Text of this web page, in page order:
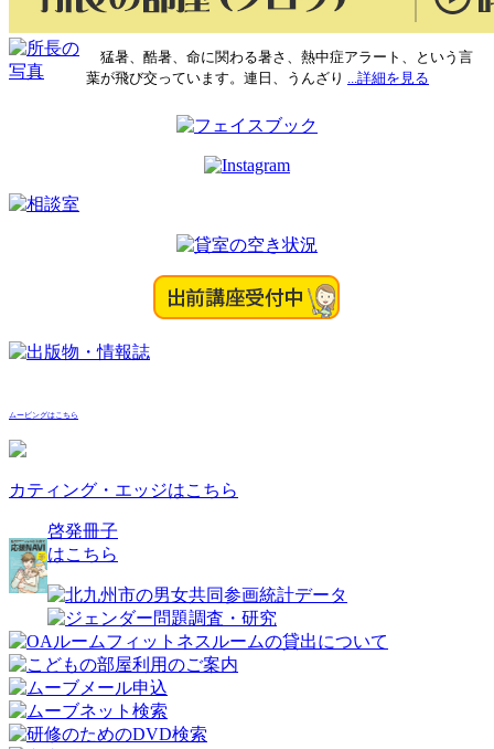
ビ
ゲ
ョ
猛暑、酷暑、命に関わる暑さ、熱中症アラート、という言
葉が飛び交っています。連日、うんざり ...詳細を見る
ムービングはこちら
カティング・エッジはこちら
啓発冊子
はこちら